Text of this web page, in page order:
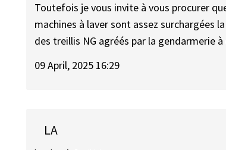
Toutefois je vous invite à vous procurer
machines à laver sont assez surchargées
des treillis NG agréés par la gendarmerie
09 April, 2025 16:29
LA